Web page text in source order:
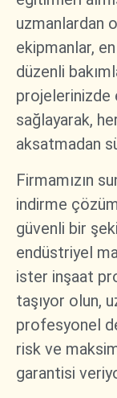
uzmanlardan
ekipmanlar,
düzenli
projelerinizde
sağlayarak,
aksatmadan
Firmamızın
indirme
güvenli bir
endüstriyel
ister inşaat
taşıyor olun,
profesyonel
risk ve
garantisi